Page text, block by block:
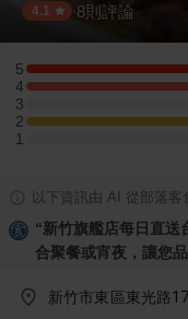
4.1 ·8則評論
5
5 星：2 則評論
4
4 星：1 則評論
3
3 星：0 則評論
2
2 星：1 則評論
1
1 星：0 則評論
以下資訊由 AI 從部落客
“新竹旗艦店每日直送
合聚餐或宵夜，讓您
新竹市東區東光路